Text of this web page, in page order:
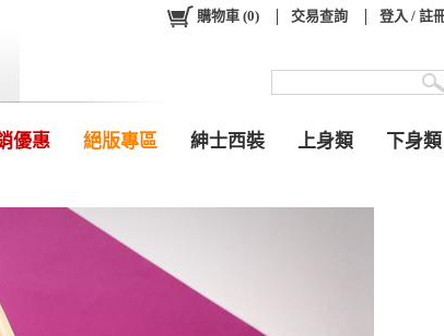
優惠 絕版專區 紳士西裝 上身類 下身類
購物車 (0) 交易查詢 登入 / 註